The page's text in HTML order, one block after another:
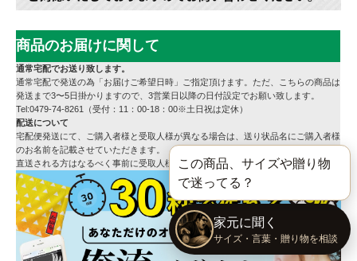
商品のお届けに関して
通常宅配でお送り致します。
通常宅配で発送の為「お届けご希望日時」ご指定頂けます。ただ、こちらの商品は
発送まで3〜5日掛かりますので、3営業日以降の日付設定でお願い致します。
Tel:0479-74-8261（受付：11：00-18：00※土日祝は定休）
配送について
宅配便発送にて、ご購入者様と受取人様が異なる場合は、送り状品名にご購入者様
のお名前を記載させていただきます。
直送される方はなるべく事前に受取人様へご連絡をお願いいたします。